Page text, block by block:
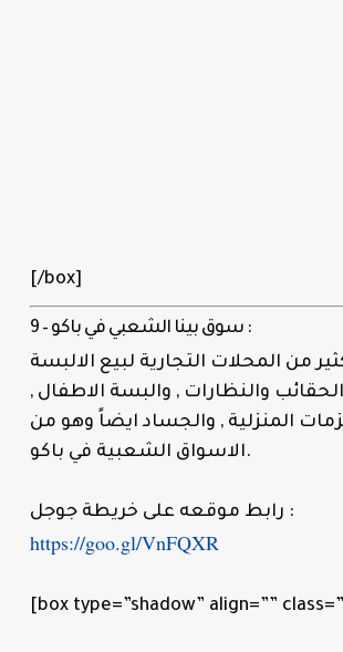
[/box]
9 – سوق بينا الشعبي في باكو :
من المحلات التجارية لبيع الالبسة
والنظارات , والبسة الاطفال ,
المنزلية , والجساد ايضاً وهو من
الاسواق الشعبية في باكو.
رابط موقعه على خريطة جوجل :
https://goo.gl/VnFQXR
[box type=”shadow” align=””